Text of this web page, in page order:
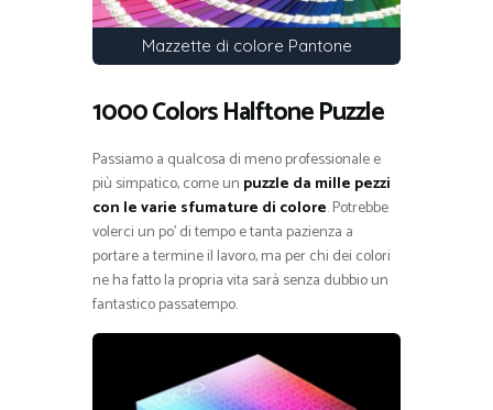
Mazzette di colore Pantone
1000 Colors Halftone Puzzle
Passiamo a qualcosa di meno professionale e
più simpatico, come un puzzle da mille pezzi
con le varie sfumature di colore. Potrebbe
volerci un po’ di tempo e tanta pazienza a
portare a termine il lavoro, ma per chi dei colori
ne ha fatto la propria vita sarà senza dubbio un
fantastico passatempo.